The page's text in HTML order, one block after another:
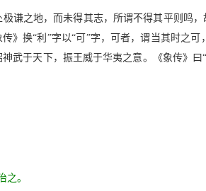
谦之地，而未得其志，所谓不得其平则鸣
》换“利”字以“可”字，可者，谓当其时之
武于天下，振王威于华夷之意。《象传》
。